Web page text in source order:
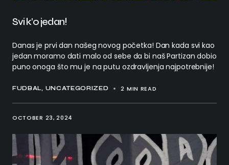
FUDBAL UNCATEGORIZED 2 MIN READ
Svi k’o jedan!
Danas je prvi dan našeg novog početka! Dan kada svi kao
jedan moramo dati malo od sebe da bi naš Partizan dobio
puno onoga što mu je na putu ozdravljenja najpotrebnije!
OCTOBER 23, 2024